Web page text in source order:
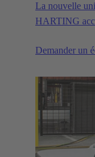
La nouvelle
HARTING
Demander un